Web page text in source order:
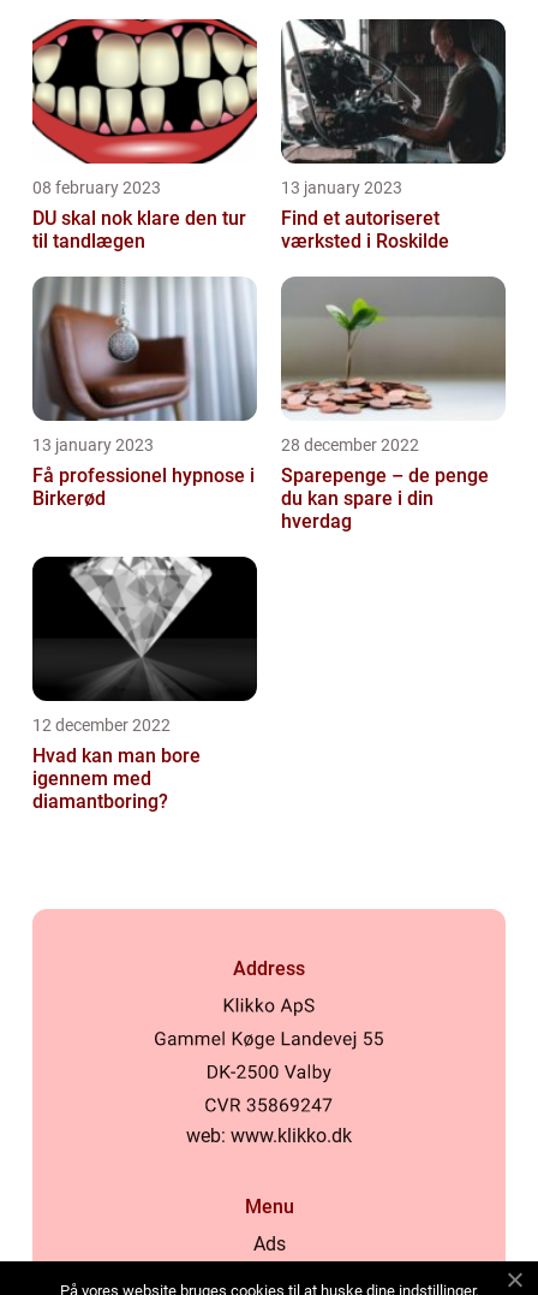
08 february 2023
DU skal nok klare den tur
til tandlægen
13 january 2023
Find et autoriseret
værksted i Roskilde
13 january 2023
Få professionel hypnose i
Birkerød
28 december 2022
Sparepenge – de penge
du kan spare i din
hverdag
12 december 2022
Hvad kan man bore
igennem med
diamantboring?
Address
web: www.klikko.dk
Menu
Ads
På vores website bruges cookies til at huske dine indstillinger,